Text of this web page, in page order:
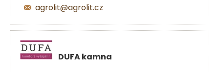
agrolit@agrolit.cz
DUFA kamna